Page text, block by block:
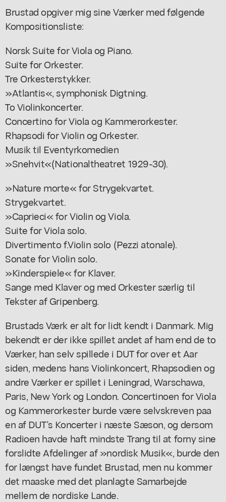
Brustad opgiver mig sine Værker med følgende
Kompositionsliste:
Norsk Suite for Viola og Piano.
Suite for Orkester.
Tre Orkesterstykker.
»Atlantis«, symphonisk Digtning.
To Violinkoncerter.
Concertino for Viola og Kammerorkester.
Rhapsodi for Violin og Orkester.
Musik til Eventyrkomedien
»Snehvit«(Nationaltheatret 1929-30).
»Nature morte« for Strygekvartet.
Strygekvartet.
»Caprieci« for Violin og Viola.
Suite for Viola solo.
Divertimento f.Violin solo (Pezzi atonale).
Sonate for Violin solo.
»Kinderspiele« for Klaver.
Sange med Klaver og med Orkester særlig til
Tekster af Gripenberg.
Brustads Værk er alt for lidt kendt i Danmark. Mig
bekendt er der ikke spillet andet af ham end de to
Værker, han selv spillede i DUT for over et Aar
siden, medens hans Violinkoncert, Rhapsodien og
andre Værker er spillet i Leningrad, Warschawa,
Paris, New York og London. Concertinoen for Viola
og Kammerorkester burde være selvskreven paa
en af DUT's Koncerter i næste Sæson, og dersom
Radioen havde haft mindste Trang til at forny sine
forslidte Afdelinger af »nordisk Musik«, burde den
for længst have fundet Brustad, men nu kommer
det maaske med det planlagte Samarbejde
mellem de nordiske Lande.